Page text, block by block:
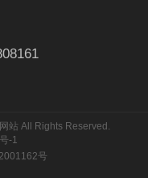
站 All Rights Reserved.
-1
号